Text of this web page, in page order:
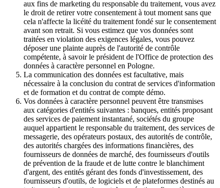
aux fins de marketing du responsable du traitement, vous avez
le droit de retirer votre consentement à tout moment sans que
cela n'affecte la licéité du traitement fondé sur le consentement
avant son retrait. Si vous estimez que vos données sont
traitées en violation des exigences légales, vous pouvez
déposer une plainte auprès de l'autorité de contrôle
compétente, à savoir le président de l'Office de protection des
données à caractère personnel en Pologne.
La communication des données est facultative, mais
nécessaire à la conclusion du contrat de services d'information
et de formation et du contrat de compte démo.
Vos données à caractère personnel peuvent être transmises
aux catégories d'entités suivantes : banques, entités proposant
des services de paiement instantané, sociétés du groupe
auquel appartient le responsable du traitement, des services de
messagerie, des opérateurs postaux, des autorités de contrôle,
des autorités chargées des informations financières, des
fournisseurs de données de marché, des fournisseurs d'outils
de prévention de la fraude et de lutte contre le blanchiment
d'argent, des entités gérant des fonds d'investissement, des
fournisseurs d'outils, de logiciels et de plateformes destinés au